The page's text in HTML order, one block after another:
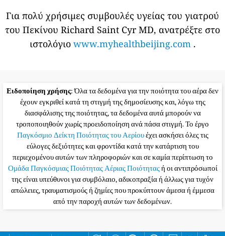
Για πολύ χρήσιμες συμβουλές υγείας του γιατρού
του Πεκίνου Richard Saint Cyr MD, ανατρέξτε στο
ιστολόγιο www.myhealthbeijing.com.
Ειδοποίηση χρήσης: Όλα τα δεδομένα για την ποιότητα του αέρα δεν
έχουν εγκριθεί κατά τη στιγμή της δημοσίευσης και, λόγω της
διασφάλισης της ποιότητας, τα δεδομένα αυτά μπορούν να
τροποποιηθούν χωρίς προειδοποίηση ανά πάσα στιγμή. Το έργο
Παγκόσμιο Δείκτη Ποιότητας του Αερίουέχει ασκήσει όλες τις
εύλογες δεξιότητες και φροντίδα κατά την κατάρτιση του
περιεχομένου αυτών των πληροφοριών και σε καμία περίπτωση το
Ομάδα Παγκόσμιας Ποιότητας Αέριας Ποιότηταςή οι αντιπρόσωποί
της είναι υπεύθυνοι για συμβόλαιο, αδικοπραξία ή άλλως για τυχόν
απώλειες, τραυματισμούς ή ζημίες που προκύπτουν άμεσα ή έμμεσα
από την παροχή αυτών των δεδομένων.